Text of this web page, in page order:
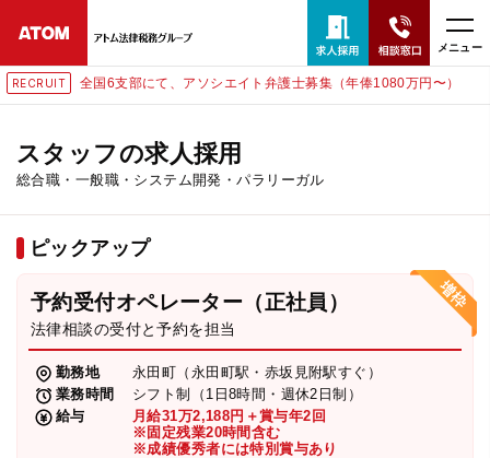
メニュー
RECRUIT 全国6支部にて、アソシエイト弁護士募集（年俸1080万円〜）
スタッフの求人採用
総合職・一般職・システム開発・パラリーガル
ピックアップ
予約受付オペレーター（正社員）
法律相談の受付と予約を担当
勤務地
永田町（永田町駅・赤坂見附駅すぐ）
業務時間
シフト制（1日8時間・週休2日制）
給与
月給31万2,188円＋賞与年2回
※固定残業20時間含む
※成績優秀者には特別賞与あり
24時間365日全国対応
無料相談窓口はこちら
ホーム
取扱分野
解決実績